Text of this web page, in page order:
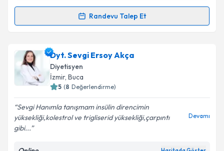
Kişisel verilerimin işlenmesine ilişkin
Metni'ni okudum ve kişisel verilerimin belirtilen
Takvim Talebini Gönder
Randevu Talep Et
Randevu Takvimi Talebi
Dyt. Güneş Aynacı Akyıl için randevu takvimi talebi
oluşturun. Size bu uzmandan randevu almanız için bir
takvim hazırlandığında e-posta ile bilgilendireceğiz.
Dyt. Sevgi Ersoy Akça
Diyetisyen
İzmir, Buca
5 (8 Değerlendirme)
Sevgi Hanımla tanışmam insülin direncimin
yüksekliği,kolestrol ve trigliserid yüksekliği,çarpıntı
gibi...
Devamı